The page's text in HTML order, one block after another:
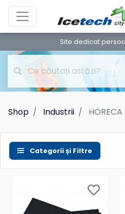
Site dedicat
Shop Industrii HORECA
Categorii și Filtre